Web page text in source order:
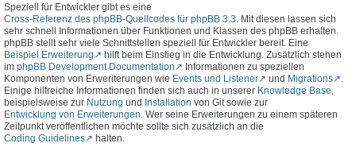
Speziell für Entwickler gibt es eine
Cross-Referenz des phpBB-Quellcodes für phpBB 3.3. Mit diesen lassen sich
sehr schnell Informationen über Funktionen und Klassen des phpBB erhalten.
phpBB stellt sehr viele Schnittstellen speziell für Entwickler bereit. Eine
Beispiel Erweiterung
hilft beim Einstieg in die Entwicklung. Zusätzlich stehen
im phpBB Development Documentation
Informationen zu speziellen
Komponenten von Erweriterungen wie Events und Listener und Migrations
.
Einige hilfreiche Informationen finden sich auch in unserer Knowledge Base,
beispielsweise zur Nutzung und Installation von Git sowie zur
Entwicklung von Erweiterungen. Wer seine Erweiterungen zu einem späteren
Zeitpunkt veröffentlichen möchte sollte sich zusätzlich an die
Coding Guidelines
halten.